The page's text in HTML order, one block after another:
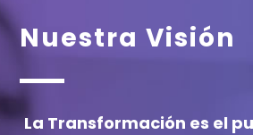
Nuestra Visión
La Transformación es el